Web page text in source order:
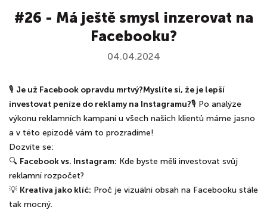
#26 - Má ještě smysl inzerovat na
Facebooku?
04.04.2024
🎙 Je už Facebook opravdu mrtvý?Myslíte si, že je lepší
investovat peníze do reklamy na Instagramu?🎙 Po analýze
výkonu reklamních kampaní u všech našich klientů máme jasno
a v této epizodě vám to prozradíme!
Dozvíte se:
🔍 Facebook vs. Instagram: Kde byste měli investovat svůj
reklamní rozpočet?
💡 Kreativa jako klíč: Proč je vizuální obsah na Facebooku stále
tak mocný.